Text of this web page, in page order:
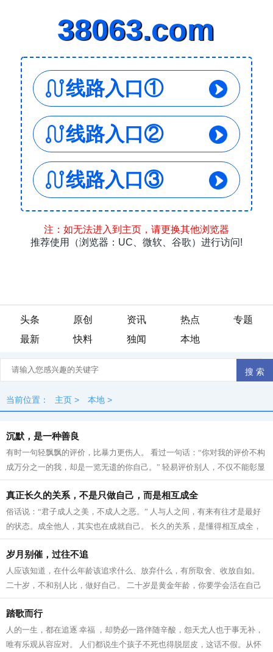
头条 原创 资讯 热点
专题
最新
快料 独闻 本地
当前位置： 主页 > 本地 >
沉默，是一种善良
有时一句轻飘飘的评价，比暴力更伤人。 看过一句话：“你对我的评价不构
成万分之一的我，却是一览无遗的你自己。” 轻易评价别人，不仅不能彰显
一个人的优越感，反而会暴露了...
真正长久的关系，不是只做自己，而是相互成全
俗话说：“君子成人之美，不成人之恶。” 人与人之间，有来有往才是最好
的状态。成全他人，其实也在成就自己。 长久的关系，是懂得相互成全，
彼此成就。 每个 人生 长环境不同...
岁月别催，过往不追
人应该知道，在什么年龄该追求什么、放弃什么，有所取舍、收放自如。
二十岁，不和别人比，做好自己。 二十岁是黄金年龄，你要学会活在自己
的时序里。 掌控好自己的节奏和步伐...
踏歌而行
人的一生，都在追逐 幸福 ，却势必一路伴随辛酸，怨天尤人也于事无补，
唯有乐观从容应对。 人们都说生个孩子不死也得脱层皮，这话不假。从怀